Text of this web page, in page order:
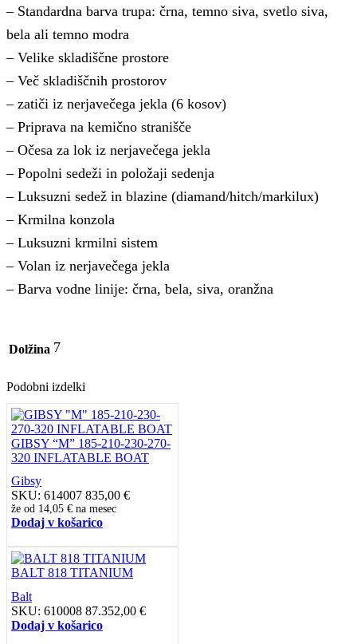
– Standardna barva trupa: črna, temno siva, svetlo siva,
bela ali temno modra
– Velike skladiščne prostore
– Več skladiščnih prostorov
– zatiči iz nerjavečega jekla (6 kosov)
– Priprava na kemično stranišče
– Očesa za lok iz nerjavečega jekla
– Popolni sedeži in položaji sedenja
– Luksuzni sedež in blazine (diamand/hitch/markilux)
– Krmilna konzola
– Luksuzni krmilni sistem
– Volan iz nerjavečega jekla
– Barva vodne linije: črna, bela, siva, oranžna
Dolžina 7
Podobni izdelki
GIBSY “M” 185-210-230-270-
320 INFLATABLE BOAT
Gibsy
SKU: 614007 835,00 €
že od 14,05 € na mesec
Dodaj v košarico
BALT 818 TITANIUM
Balt
SKU: 610008 87.352,00 €
Dodaj v košarico